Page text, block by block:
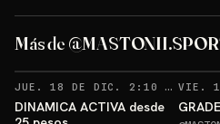
Más de
Sorteo: a los 20 conectados→
JUE. 18 DE DIC. 2:10 AM · 1
DINAMICA ACTIVA desde